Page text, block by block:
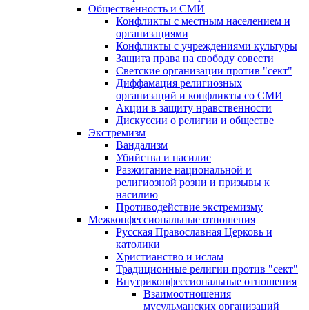
Общественность и СМИ
Конфликты с местным населением и
организациями
Конфликты с учреждениями культуры
Защита права на свободу совести
Светские организации против "сект"
Диффамация религиозных
организаций и конфликты со СМИ
Акции в защиту нравственности
Дискуссии о религии и обществе
Экстремизм
Вандализм
Убийства и насилие
Разжигание национальной и
религиозной розни и призывы к
насилию
Противодействие экстремизму
Межконфессиональные отношения
Русская Православная Церковь и
католики
Христианство и ислам
Традиционные религии против "сект"
Внутриконфессиональные отношения
Взаимоотношения
мусульманских организаций